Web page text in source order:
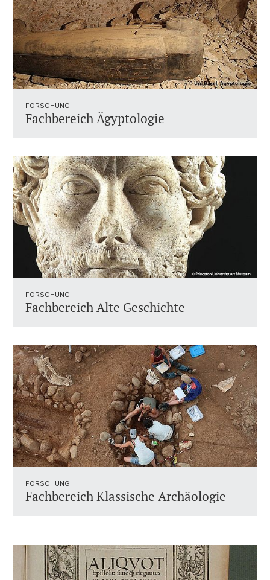
FORSCHUNG
Fachbereich Ägyptologie
FORSCHUNG
Fachbereich Alte Geschichte
FORSCHUNG
Fachbereich Klassische Archäologie